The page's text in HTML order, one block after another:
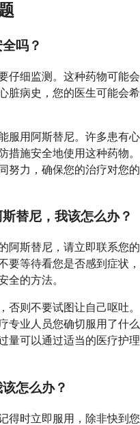
吗？
仔细监测。这种药物可能会
脏病史，您的医生可能会希
服用阿斯替尼。许多患有心
措施安全地使用这种药物。
努力，确保您的治疗对您的
替尼，我该怎么办？
阿斯替尼，请立即联系您的
要等待看您是否感到症状，
全的方法。
否则不要试图让自己呕吐。
专业人员您确切服用了什么
量可以通过适当的医疗护理
怎么办？
得时立即服用，除非快到您